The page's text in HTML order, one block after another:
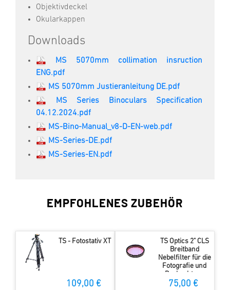
Objektivdeckel
Okularkappen
Downloads
MS 5070mm collimation insruction
ENG.pdf
MS 5070mm Justieranleitung DE.pdf
MS Series Binoculars Specification
04.12.2024.pdf
MS-Bino-Manual_v8-D-EN-web.pdf
MS-Series-DE.pdf
MS-Series-EN.pdf
EMPFOHLENES ZUBEHÖR
TS - Fotostativ XT
109,00 €
TS Optics 2" CLS
Breitband
Nebelfilter für die
Fotografie und
Beobachtung
75,00 €